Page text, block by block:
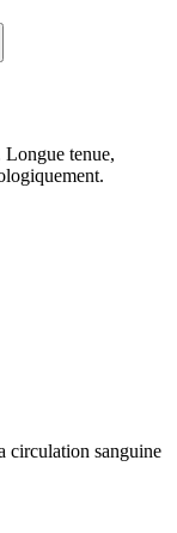
tenue,
circulation sanguine